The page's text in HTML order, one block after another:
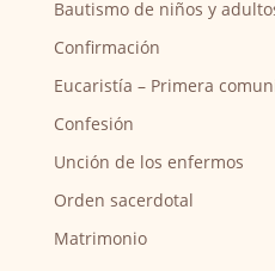
Bautismo de niños y
Confirmación
Eucaristía – Primera
Confesión
Unción de los enfermos
Orden sacerdotal
Matrimonio